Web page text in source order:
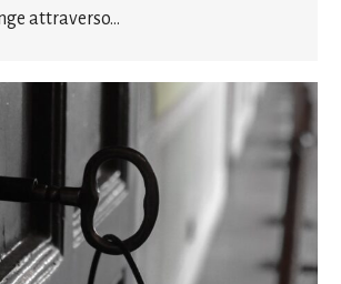
attraverso…